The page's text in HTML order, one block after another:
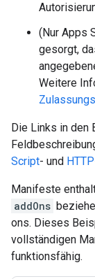
(Nur Apps
gesorgt,
Weitere
Die Links in den
Script- und HTTP
Manifeste
addOns
ons. Dieses
vollständigen
funktionsfähig.